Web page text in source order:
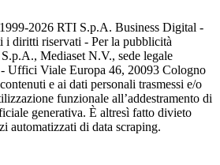
2026 RTI S.p.A. Business Digital -
i diritti riservati - Per la pubblicità
Mediaset N.V., sede legale
- Uffici Viale Europa 46, 20093 Cologno
e ai dati personali trasmessi e/o
funzionale all’addestramento di
generativa. È altresì fatto divieto
automatizzati di data scraping.